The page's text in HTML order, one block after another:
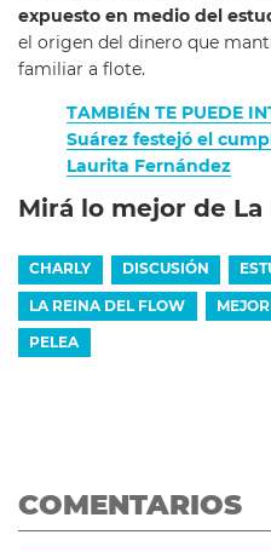
expuesto en medio del
el origen del dinero que
familiar a flote.
TAMBIÉN TE PUEDE
Suárez festejó el
Laurita Fernández
Mirá lo mejor de
CHARLY DISCUSIÓN
LA REINA DEL FLOW
PELEA
COMENTARIOS